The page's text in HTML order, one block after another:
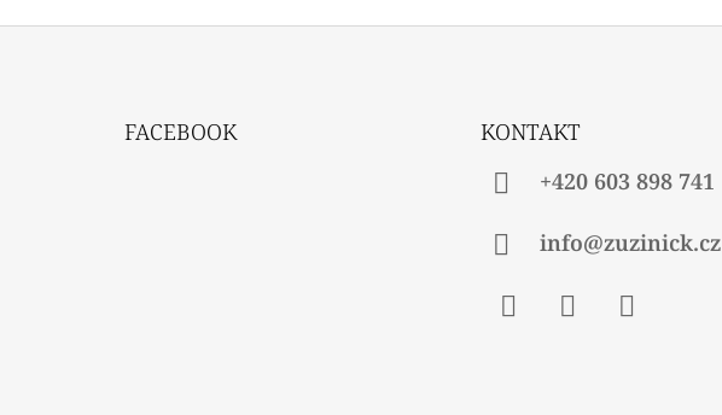
FACEBOOK
KONTAKT
+420 603 898 741
info@zuzinick.cz